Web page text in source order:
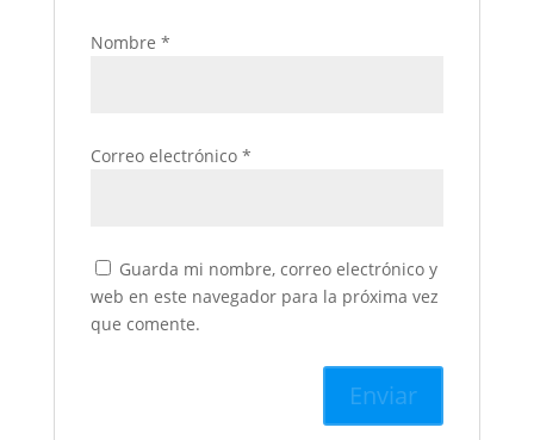
Nombre *
Correo electrónico *
Guarda mi nombre, correo electrónico y
web en este navegador para la próxima vez
que comente.